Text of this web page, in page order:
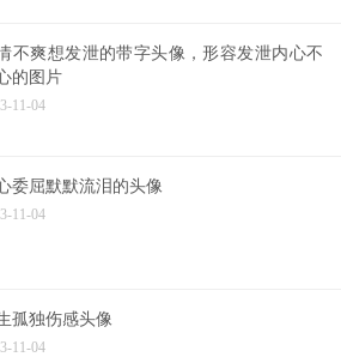
不爽想发泄的带字头像，形容发泄内心不
的图片
11-04
委屈默默流泪的头像
11-04
孤独伤感头像
11-04